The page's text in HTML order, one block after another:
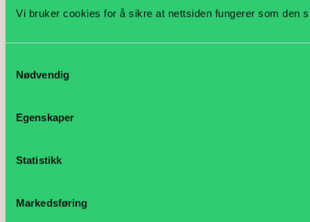
Vi bruker cookies for å sikre at nettsiden fungerer som den
Nødvendig
Egenskaper
Statistikk
Markedsføring